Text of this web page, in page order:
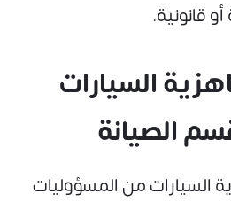
قانونية.
السيارات
الصيانة
السيارات من المسؤوليات